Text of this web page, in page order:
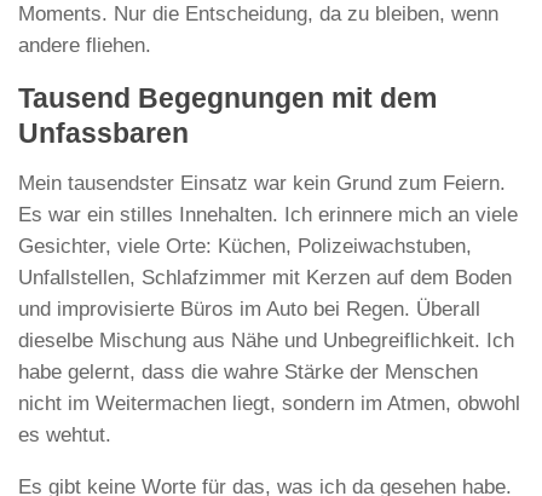
Moments. Nur die Entscheidung, da zu bleiben, wenn
andere fliehen.
Tausend Begegnungen mit dem
Unfassbaren
Mein tausendster Einsatz war kein Grund zum Feiern.
Es war ein stilles Innehalten. Ich erinnere mich an viele
Gesichter, viele Orte: Küchen, Polizeiwachstuben,
Unfallstellen, Schlafzimmer mit Kerzen auf dem Boden
und improvisierte Büros im Auto bei Regen. Überall
dieselbe Mischung aus Nähe und Unbegreiflichkeit. Ich
habe gelernt, dass die wahre Stärke der Menschen
nicht im Weitermachen liegt, sondern im Atmen, obwohl
es wehtut.
Es gibt keine Worte für das, was ich da gesehen habe.